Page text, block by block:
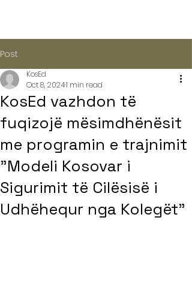
Post
KosEd vazhdon të
fuqizojë mësimdhënësit
me programin e trajnimit
"Modeli Kosovar i
Sigurimit të Cilësisë i
Udhëhequr nga Kolegët"
KosEd
Oct 8, 20241 min read